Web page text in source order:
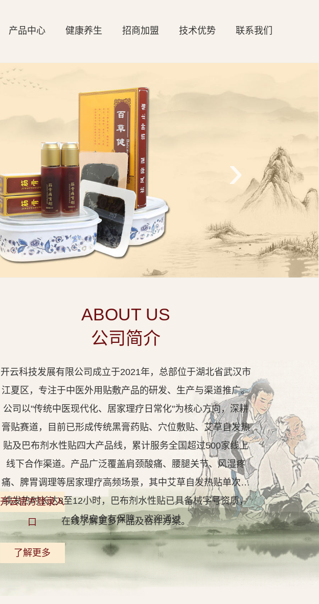
产品中心 健康养生 招商加盟 技术优势 联系我们
›
ABOUT US
公司简介
开云科技发展有限公司成立于2021年，总部位于湖北省武汉市
江夏区，专注于中医外用贴敷产品的研发、生产与渠道推广。
公司以"传统中医现代化、居家理疗日常化"为核心方向，深耕
膏贴赛道，目前已形成传统黑膏药贴、穴位敷贴、艾草自发热
贴及巴布剂水性贴四大产品线，累计服务全国超过500家线上
线下合作渠道。产品广泛覆盖肩颈酸痛、腰腿关节、风湿疼
痛、脾胃调理等居家理疗高频场景，其中艾草自发热贴单次持
续发热时长达8至12小时，巴布剂水性贴已具备械字号资质，
合规安全有保障。欢迎通过
开云官方登录入
口
在线了解更多产品及合作方案。
了解更多